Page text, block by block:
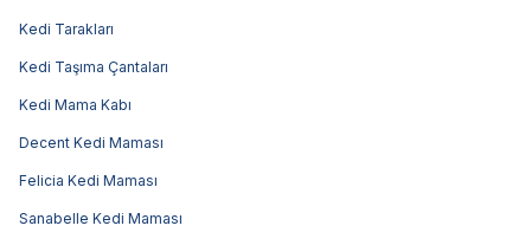
Kedi Tarakları
Kedi Taşıma Çantaları
Kedi Mama Kabı
Decent Kedi Maması
Felicia Kedi Maması
Sanabelle Kedi Maması